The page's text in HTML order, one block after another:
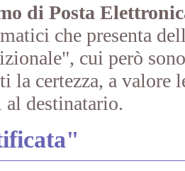
di Posta
che presenta
cui però
la certezza, a valore
al destinatario.